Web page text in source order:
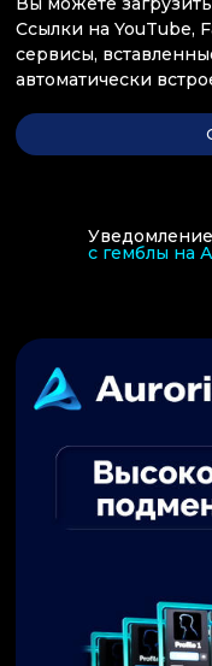
Ссылки на YouTube,
сервисы,
автоматически
с гемблы на